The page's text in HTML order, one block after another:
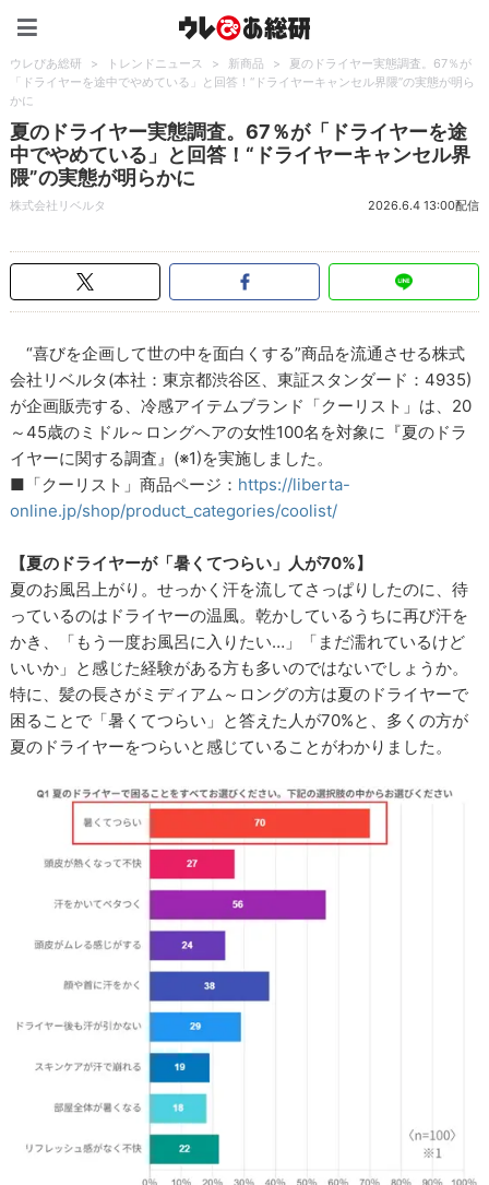
ウレぴあ総研 > トレンドニュース > 新商品 >
夏のドライヤー実態調査。67％が
「ドライヤーを途中でやめている」と回答！“ドライヤーキャンセル界隈”の実態が明ら
かに
夏のドライヤー実態調査。67％が「ドライヤーを途
中でやめている」と回答！“ドライヤーキャンセル界
隈”の実態が明らかに
株式会社リベルタ 2026.6.4 13:00配信
“喜びを企画して世の中を面白くする”商品を流通させる株式
会社リベルタ(本社：東京都渋谷区、東証スタンダード：4935)
が企画販売する、冷感アイテムブランド「クーリスト」は、20
～45歳のミドル～ロングヘアの女性100名を対象に『夏のドラ
イヤーに関する調査』(※1)を実施しました。
■「クーリスト」商品ページ： https://liberta-
online.jp/shop/product_categories/coolist/
【夏のドライヤーが「暑くてつらい」人が70%】
夏のお風呂上がり。せっかく汗を流してさっぱりしたのに、待
っているのはドライヤーの温風。乾かしているうちに再び汗を
かき、「もう一度お風呂に入りたい…」「まだ濡れているけど
いいか」と感じた経験がある方も多いのではないでしょうか。
特に、髪の長さがミディアム～ロングの方は夏のドライヤーで
困ることで「暑くてつらい」と答えた人が70%と、多くの方が
夏のドライヤーをつらいと感じていることがわかりました。